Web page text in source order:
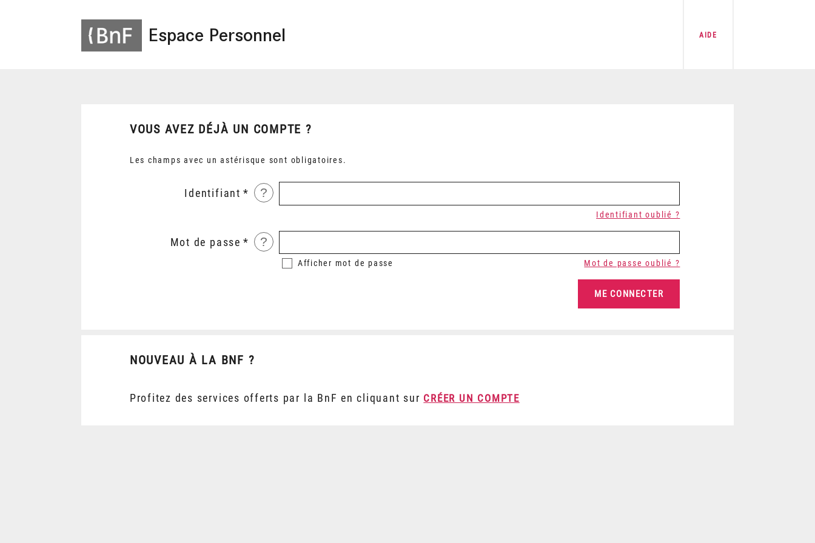
Espace Personnel AIDE
VOUS AVEZ DÉJÀ UN COMPTE ?
Les champs avec un astérisque sont obligatoires.
Identifiant ?
Identifiant oublié ?
Mot de passe ?
Afficher mot de passe Mot de passe oublié ?
NOUVEAU À LA BNF ?
Profitez des services offerts par la BnF en cliquant sur CRÉER UN COMPTE